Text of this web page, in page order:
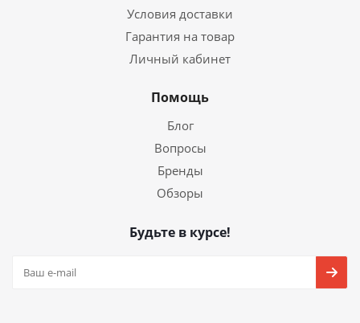
Условия доставки
Гарантия на товар
Личный кабинет
Помощь
Блог
Вопросы
Бренды
Обзоры
Будьте в курсе!